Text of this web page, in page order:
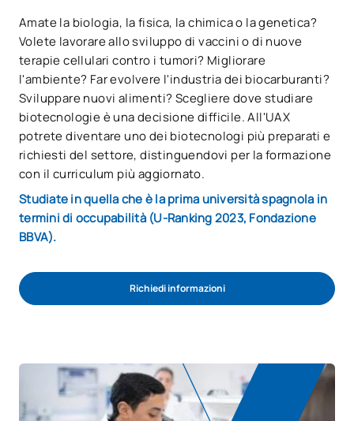
Amate la biologia, la fisica, la chimica o la genetica?
Volete lavorare allo sviluppo di vaccini o di nuove
terapie cellulari contro i tumori? Migliorare
l'ambiente? Far evolvere l'industria dei biocarburanti?
Sviluppare nuovi alimenti? Scegliere dove studiare
biotecnologie è una decisione difficile. All'UAX
potrete diventare uno dei biotecnologi più preparati e
richiesti del settore, distinguendovi per la formazione
con il curriculum più aggiornato.
Studiate in quella che è la prima università spagnola in
termini di occupabilità (U-Ranking 2023, Fondazione
BBVA).
Richiedi informazioni